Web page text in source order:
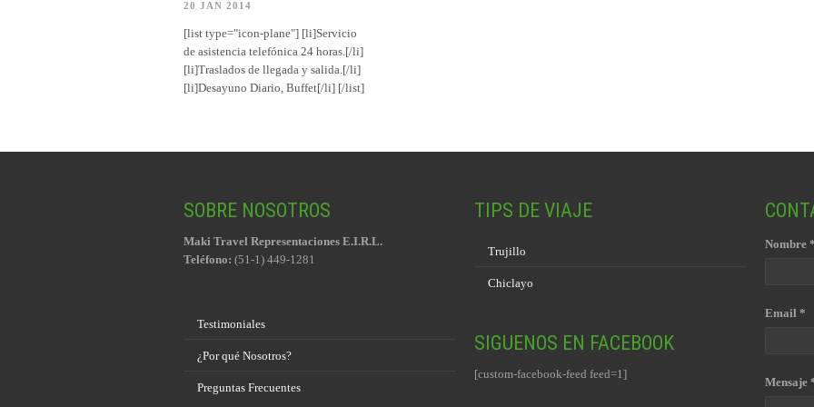
20 JAN 2014
[list type="icon-plane"] [li]Servicio
de asistencia telefónica 24 horas.[/li]
[li]Traslados de llegada y salida.[/li]
[li]Desayuno Diario, Buffet[/li] [/list]
SOBRE NOSOTROS
Maki Travel Representaciones E.I.R.L.
Teléfono: (51-1) 449-1281
Testimoniales
¿Por qué Nosotros?
Preguntas Frecuentes
TIPS DE VIAJE
Trujillo
Chiclayo
SIGUENOS EN FACEBOOK
[custom-facebook-feed feed=1]
Nombre *
Email *
Mensaje